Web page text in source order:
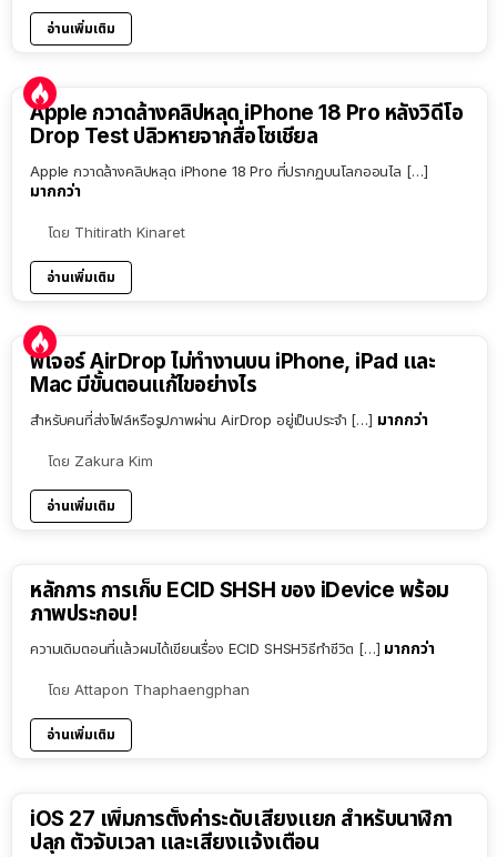
อ่านเพิ่มเติม
Apple กวาดล้างคลิปหลุด iPhone 18 Pro หลังวิดีโอ
Drop Test ปลิวหายจากสื่อโซเชียล
Apple กวาดล้างคลิปหลุด iPhone 18 Pro ที่ปรากฏบนโลกออนไล […]
มากกว่า
โดย Thitirath Kinaret
อ่านเพิ่มเติม
ฟีเจอร์ AirDrop ไม่ทำงานบน iPhone, iPad และ
Mac มีขั้นตอนแก้ไขอย่างไร
สำหรับคนที่ส่งไฟล์หรือรูปภาพผ่าน AirDrop อยู่เป็นประจำ […] มากกว่า
โดย Zakura Kim
อ่านเพิ่มเติม
หลักการ การเก็บ ECID SHSH ของ iDevice พร้อม
ภาพประกอบ!
ความเดิมตอนที่แล้วผมได้เขียนเรื่อง ECID SHSHวิธีทำชีวิต […] มากกว่า
โดย Attapon Thaphaengphan
อ่านเพิ่มเติม
iOS 27 เพิ่มการตั้งค่าระดับเสียงแยก สำหรับนาฬิกา
ปลุก ตัวจับเวลา และเสียงแจ้งเตือน